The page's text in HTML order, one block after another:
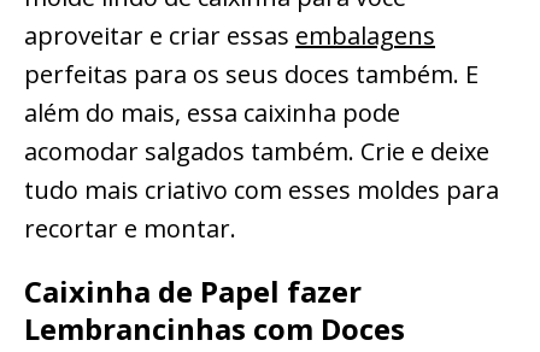
aproveitar e criar essas embalagens
perfeitas para os seus doces também. E
além do mais, essa caixinha pode
acomodar salgados também. Crie e deixe
tudo mais criativo com esses moldes para
recortar e montar.
Caixinha de Papel fazer
Lembrancinhas com Doces